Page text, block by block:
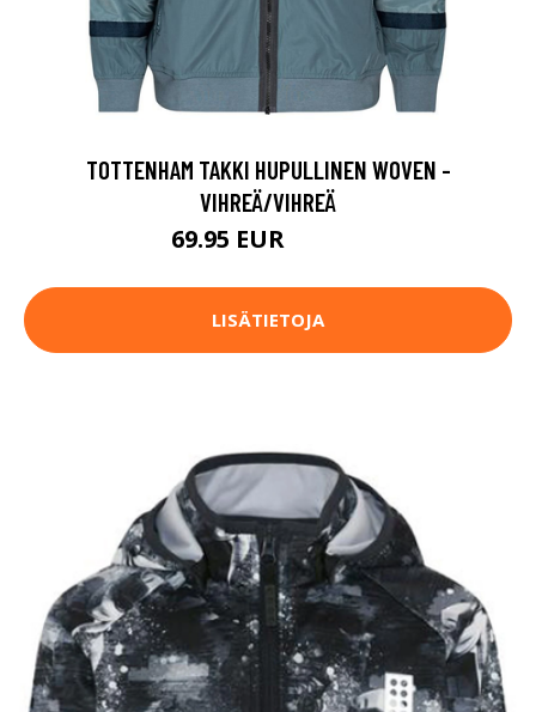
TOTTENHAM TAKKI HUPULLINEN WOVEN -
VIHREÄ/VIHREÄ
69.95 EUR
LISÄTIETOJA